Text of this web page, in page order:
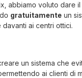
abbiamo voluto dare
gratuitamente un
ai centri ottici.
un sistema che
ai clienti di